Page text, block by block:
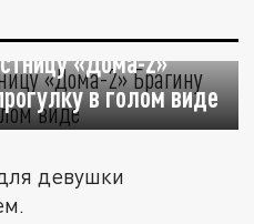
«Дома-2»
в голом виде
девушки